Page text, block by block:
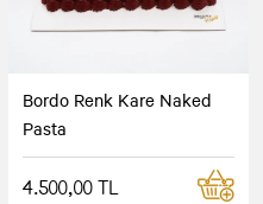
Bordo Renk Kare Naked
Pasta
4.500,00 TL